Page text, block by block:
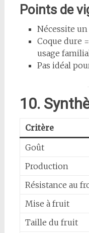
Points de
Nécessite un
Coque dure
usage
Pas idéal
10.
Critère
Goût
Production
Résistance au
Mise à fruit
Taille du fruit